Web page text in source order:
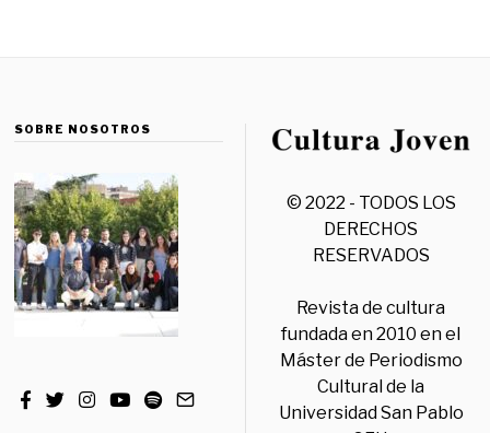
SOBRE NOSOTROS
© 2022 - TODOS LOS
DERECHOS
RESERVADOS
Revista de cultura
fundada en 2010 en el
Máster de Periodismo
Cultural de la
Universidad San Pablo